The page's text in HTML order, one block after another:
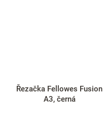
Řezačka Fellowes Fusion
A3, černá